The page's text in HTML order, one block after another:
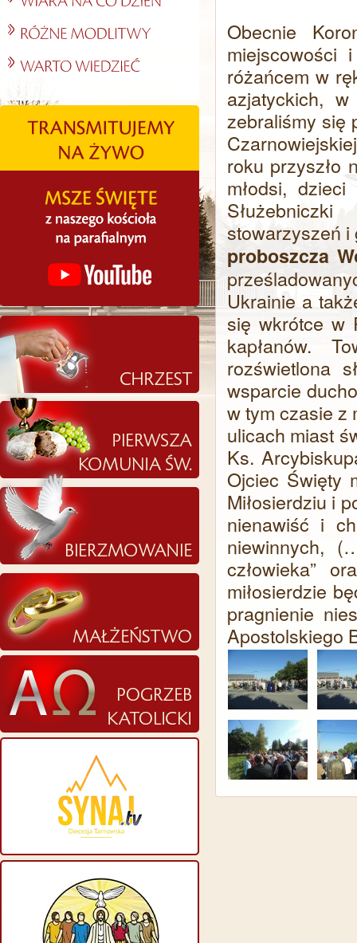
Obecnie
miejscowości
różańcem w
azjatyckich,
zebraliśmy się
roku przyszło
młodsi,
stowarzyszeń
proboszcza
Ukrainie a
się wkrótce w
kapłanów.
rozświetlona
wsparcie
w tym czasie z
ulicach miast
Ks.
Ojciec Święty
Miłosierdziu i
nienawiść i
niewinnych,
człowieka”
miłosierdzie
pragnienie
Apostolskiego